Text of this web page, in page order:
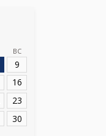
ВС
9
16
23
30